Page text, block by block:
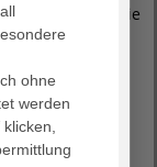
darin, wie
unter
ins Auto
Hilfsmittel
des häuslichen
ohne
werden
klicken,